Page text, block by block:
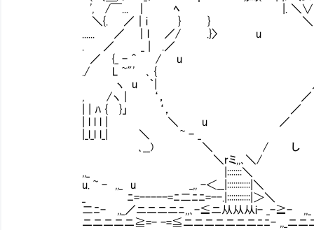
', /￣... ｜ ﾍ |. ＼∨ /
＼{. ／｜i } } ＼ ∨
...... ／ ｜l ／/ .}〉 u
. ／ _ | .／ ‘， .|
／ {_ - ＾ / u し ‘， |
./ L ~"' ､ { _‘，_」_,
ヽ u ｀| ／⌒ .|l |
, /ヽ | ‘， ／ u |l
| | ﾊ { }」 ‘，
| l l l | ＼ u
|_l_l l_| ＼
､__) ＼ /
＼rミ,,､
,,_
u. ~ - ,,_ u _,, -＜
_ ﾆ=-----=ﾆ二ﾆﾆ=--.|:::::::::::|＞＼ | i
二ﾆ- ,,_／ニニニニﾆ,,､-≦ニ从从从i- _-≧- ,,_ _,
ニニニニニ≧=- -=≦ニニニニニニニﾆﾆ- ,,_ニニニニ